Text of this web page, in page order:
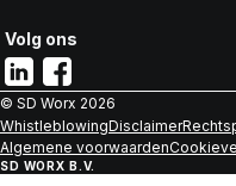
Volg ons
© SD Worx 2026
WhistleblowingDisclaimer
Algemene voorwaarden
SD WORX B.V.